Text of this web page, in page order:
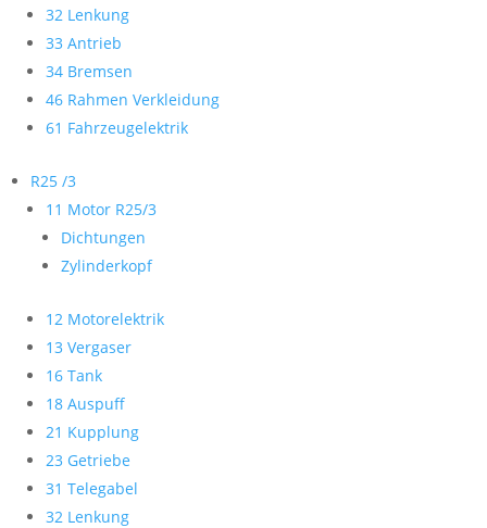
32 Lenkung
33 Antrieb
34 Bremsen
46 Rahmen Verkleidung
61 Fahrzeugelektrik
R25 /3
11 Motor R25/3
Dichtungen
Zylinderkopf
12 Motorelektrik
13 Vergaser
16 Tank
18 Auspuff
21 Kupplung
23 Getriebe
31 Telegabel
32 Lenkung